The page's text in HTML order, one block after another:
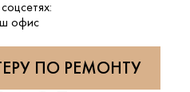
ВКонтакте
офис
ПО РЕМОНТУ